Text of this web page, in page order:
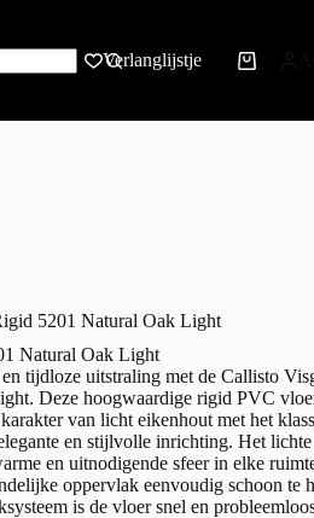
Verlanglijstje
5201 Natural Oak Light
Natural Oak Light
tijdloze uitstraling met de Callisto
Deze hoogwaardige rigid PVC
van licht eikenhout met het
en stijlvolle inrichting. Het lichte
en uitnodigende sfeer in elke
oppervlak eenvoudig schoon te
is de vloer snel en